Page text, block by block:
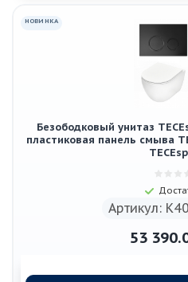
НОВИНКА
Безободковый унитаз
пластиковая панель смыва
Артикул:
53